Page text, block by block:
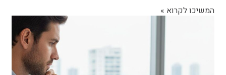
המשיכו לקרוא »